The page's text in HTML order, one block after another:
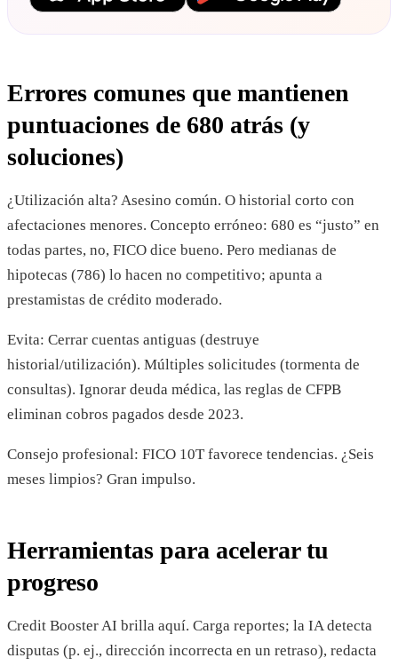
Errores comunes que mantienen
puntuaciones de 680 atrás (y
soluciones)
¿Utilización alta? Asesino común. O historial corto con
afectaciones menores. Concepto erróneo: 680 es “justo” en
todas partes, no, FICO dice bueno. Pero medianas de
hipotecas (786) lo hacen no competitivo; apunta a
prestamistas de crédito moderado.
Evita: Cerrar cuentas antiguas (destruye
historial/utilización). Múltiples solicitudes (tormenta de
consultas). Ignorar deuda médica, las reglas de CFPB
eliminan cobros pagados desde 2023.
Consejo profesional: FICO 10T favorece tendencias. ¿Seis
meses limpios? Gran impulso.
Herramientas para acelerar tu
progreso
Credit Booster AI brilla aquí. Carga reportes; la IA detecta
disputas (p. ej., dirección incorrecta en un retraso), redacta